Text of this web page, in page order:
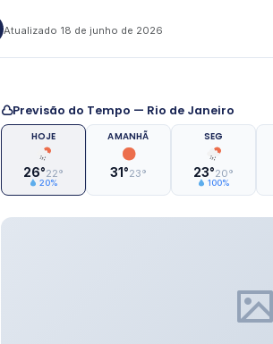
Atualizado 18 de junho de 2026
Previsão do Tempo — Rio de Janeiro
HOJE
26°22°
20%
AMANHÃ
31°23°
SEG
23°20°
100%